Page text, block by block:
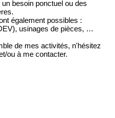
besoin ponctuel ou des
également possibles :
usinages de pièces, …
de mes activités, n'hésitez
ou à me contacter.